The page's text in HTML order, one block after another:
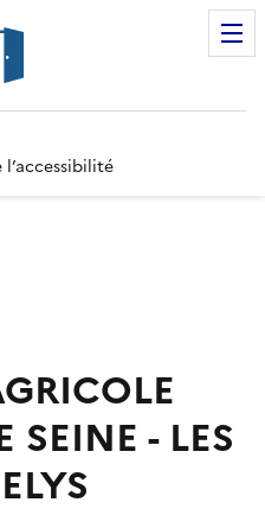
Twitter)
- LES